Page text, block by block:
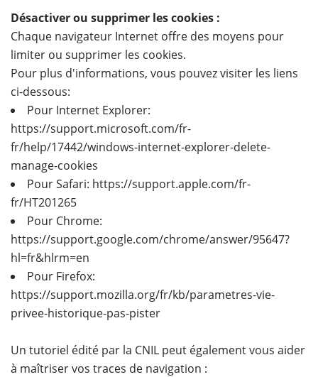
Désactiver ou supprimer les cookies :
Chaque navigateur Internet offre des moyens pour
limiter ou supprimer les cookies.
Pour plus d'informations, vous pouvez visiter les liens
ci-dessous:
Pour Internet Explorer:
https://support.microsoft.com/fr-
fr/help/17442/windows-internet-explorer-delete-
manage-cookies
Pour Safari: https://support.apple.com/fr-
fr/HT201265
Pour Chrome:
https://support.google.com/chrome/answer/95647?
hl=fr&hlrm=en
Pour Firefox:
https://support.mozilla.org/fr/kb/parametres-vie-
privee-historique-pas-pister
Un tutoriel édité par la CNIL peut également vous aider
à maîtriser vos traces de navigation :